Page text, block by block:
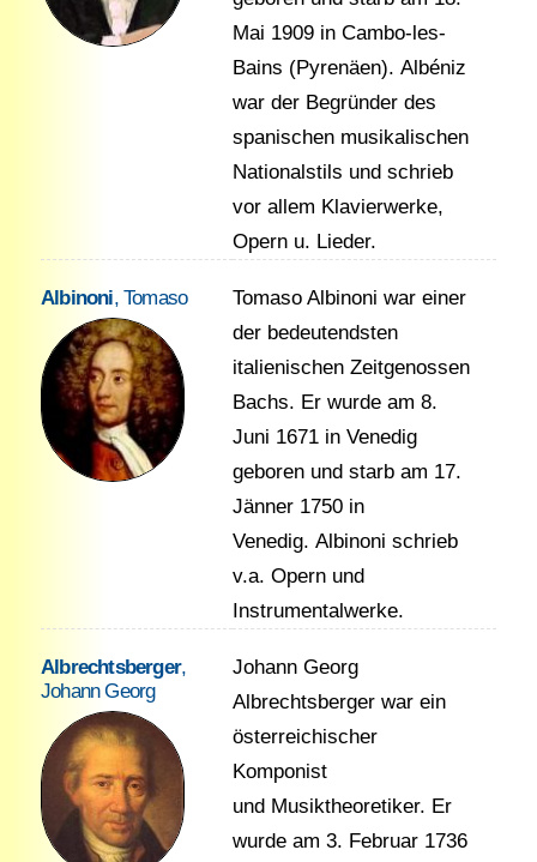
Mai 1909 in Cambo-les-
Bains (Pyrenäen). Albéniz
war der Begründer des
spanischen musikalischen
Nationalstils und schrieb
vor allem Klavierwerke,
Opern u. Lieder.
Albinoni, Tomaso
Tomaso Albinoni war einer
der bedeutendsten
italienischen Zeitgenossen
Bachs. Er wurde am 8.
Juni 1671 in Venedig
geboren und starb am 17.
Jänner 1750 in
Venedig. Albinoni schrieb
v.a. Opern und
Instrumentalwerke.
Albrechtsberger,
Johann Georg
Johann Georg
Albrechtsberger war ein
österreichischer
Komponist
und Musiktheoretiker. Er
wurde am 3. Februar 1736